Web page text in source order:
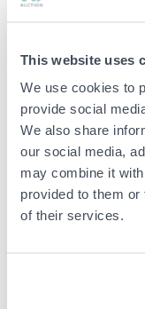
This website uses
We use cookies to
provide social
We also share
our social media,
may combine it
provided to them
of their services.
Buden är
objekt.
beskrivs under
objektet och
Objektet är EJ
i
efter bästa